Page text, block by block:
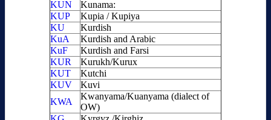
KUN
Kunama:
KUP
Kupia / Kupiya
KU
Kurdish
KuA
Kurdish and Arabic
KuF
Kurdish and Farsi
KUR
Kurukh/Kurux
KUT
Kutchi
KUV
Kuvi
KWA
Kwanyama/Kuanyama (dialect of
OW)